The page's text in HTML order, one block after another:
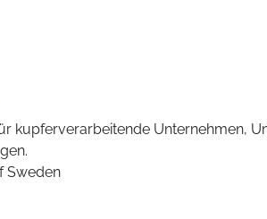
kupferverarbeitende Unternehmen,
Sweden